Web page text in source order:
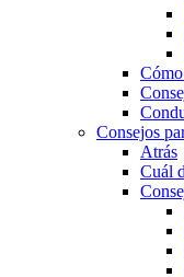
Consejos
Atrás
Cuál